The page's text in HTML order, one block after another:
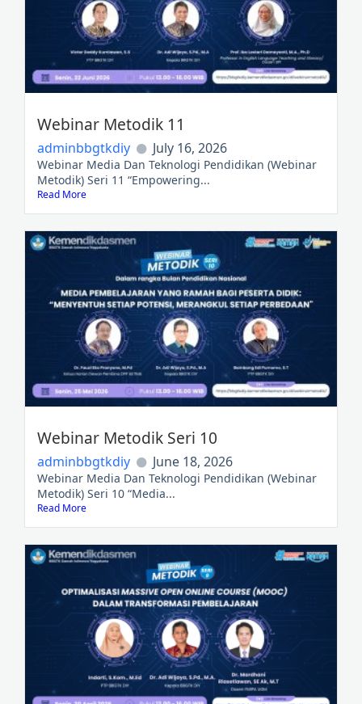
Webinar Metodik 11
adminbbgtkdiy July 16, 2026
Webinar Media Dan Teknologi Pendidikan (Webinar
Metodik) Seri 11 “Empowering...
Read More
Webinar Metodik Seri 10
adminbbgtkdiy June 18, 2026
Webinar Media Dan Teknologi Pendidikan (Webinar
Metodik) Seri 10 “Media...
Read More